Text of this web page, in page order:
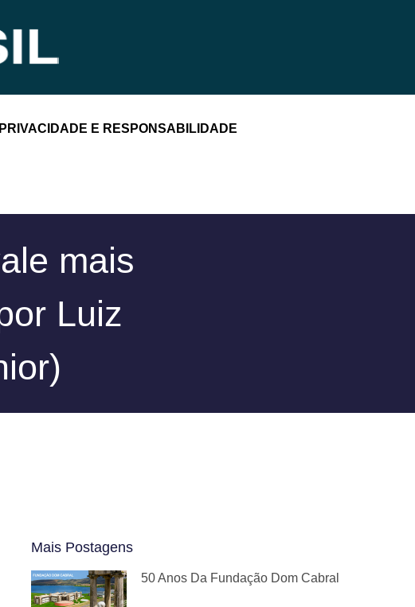
PRIVACIDADE E RESPONSABILIDADE
mais
Luiz
Mais Postagens
50 Anos Da Fundação Dom Cabral